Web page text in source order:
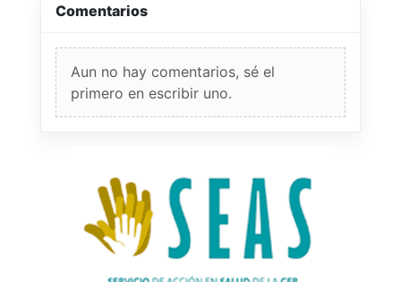
Comentarios
Aun no hay comentarios, sé el
primero en escribir uno.